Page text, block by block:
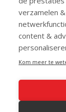
verzamelen
content &
Kom meer te
FAQ
Doneren
Privacy
Voorwaarden
Meedoen
© 2026 Maurice.nl -
copyright. Voor